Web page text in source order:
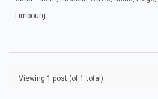
Limbourg.
Viewing 1 post (of 1 total)